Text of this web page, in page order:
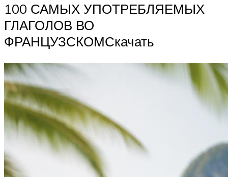
100 САМЫХ УПОТРЕБЛЯЕМЫХ
ГЛАГОЛОВ ВО
ФРАНЦУЗСКОМСкачать